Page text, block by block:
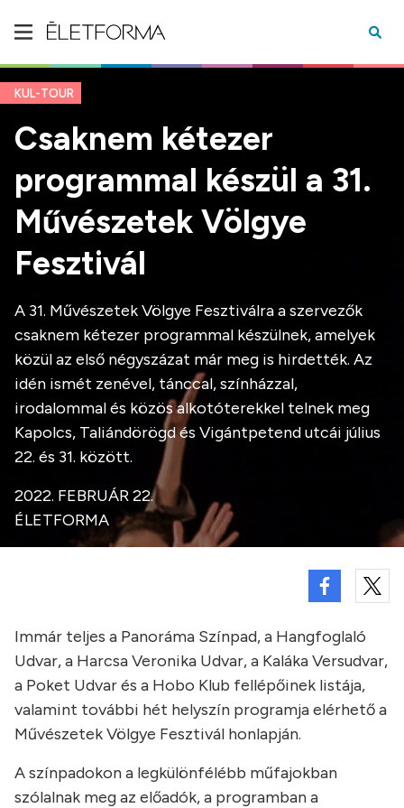
KUL-TOUR
Csaknem kétezer
programmal készül a 31.
Művészetek Völgye
Fesztivál
A 31. Művészetek Völgye Fesztiválra a szervezők
csaknem kétezer programmal készülnek, amelyek
közül az első négyszázat már meg is hirdették. Az
idén ismét zenével, tánccal, színházzal,
irodalommal és közös alkotóterekkel telnek meg
Kapolcs, Taliándörögd és Vigántpetend utcái július
22. és 31. között.
2022. FEBRUÁR 22.
ÉLETFORMA
Immár teljes a Panoráma Színpad, a Hangfoglaló
Udvar, a Harcsa Veronika Udvar, a Kaláka Versudvar,
a Poket Udvar és a Hobo Klub fellépőinek listája,
valamint további hét helyszín programja elérhető a
Művészetek Völgye Fesztivál honlapján.
A színpadokon a legkülönfélébb műfajokban
szólalnak meg az előadók, a programban a